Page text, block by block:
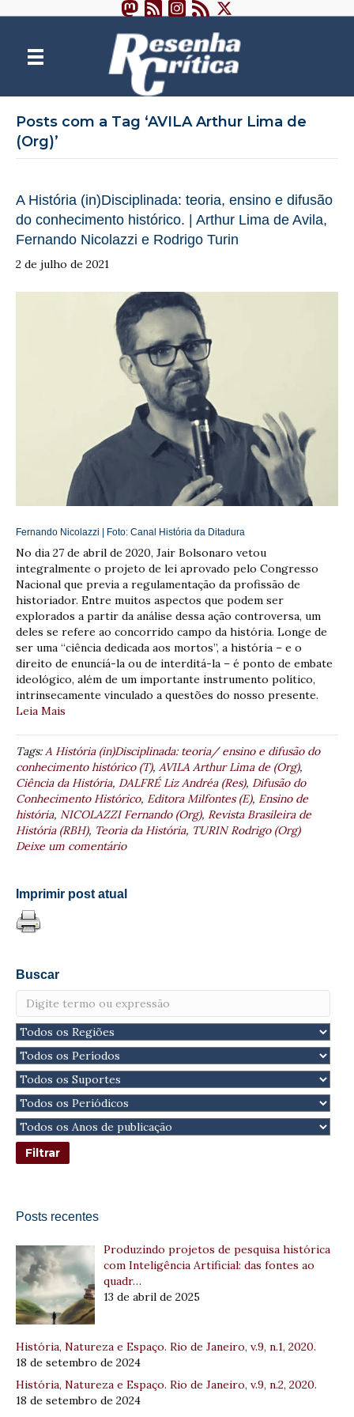
Posts com a Tag ‘AVILA Arthur Lima de
(Org)’
A História (in)Disciplinada: teoria, ensino e difusão
do conhecimento histórico. | Arthur Lima de Avila,
Fernando Nicolazzi e Rodrigo Turin
2 de julho de 2021
Fernando Nicolazzi | Foto: Canal História da Ditadura
No dia 27 de abril de 2020, Jair Bolsonaro vetou
integralmente o projeto de lei aprovado pelo Congresso
Nacional que previa a regulamentação da profissão de
historiador. Entre muitos aspectos que podem ser
explorados a partir da análise dessa ação controversa, um
deles se refere ao concorrido campo da história. Longe de
ser uma “ciência dedicada aos mortos”, a história – e o
direito de enunciá-la ou de interditá-la – é ponto de embate
ideológico, além de um importante instrumento político,
intrinsecamente vinculado a questões do nosso presente.
Leia Mais
Tags:A História (in)Disciplinada: teoria/ ensino e difusão do
conhecimento histórico (T), AVILA Arthur Lima de (Org),
Ciência da História, DALFRÉ Liz Andréa (Res), Difusão do
Conhecimento Histórico, Editora Milfontes (E), Ensino de
história, NICOLAZZI Fernando (Org), Revista Brasileira de
História (RBH), Teoria da História, TURIN Rodrigo (Org)
Deixe um comentário
Imprimir post atual
Buscar
Posts recentes
Produzindo projetos de pesquisa histórica
com Inteligência Artificial: das fontes ao
quadr…
13 de abril de 2025
História, Natureza e Espaço. Rio de Janeiro, v.9, n.1, 2020.
18 de setembro de 2024
História, Natureza e Espaço. Rio de Janeiro, v.9, n.2, 2020.
18 de setembro de 2024